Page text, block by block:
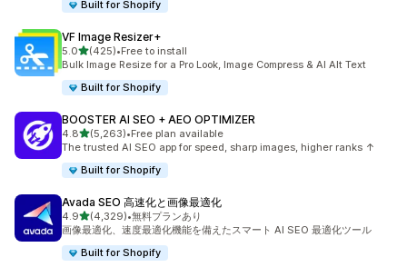
Built for Shopify
VF Image Resizer+
5.05つ星中
(425)
合計レビュー数：425件
•Free to install
Bulk Image Resize for a Pro Look, Image Compress & AI Alt Text
Built for Shopify
BOOSTER AI SEO + AEO OPTIMIZER
4.85つ星中
(5,263)
合計レビュー数：5263件
•Free plan available
The trusted AI SEO app for speed, sharp images, higher ranks ↑
Built for Shopify
Avada SEO 高速化と画像最適化
4.95つ星中
(4,329)
合計レビュー数：4329件
•無料プランあり
画像最適化、速度最適化機能を備えたスマート AI SEO 最適化ツール
Built for Shopify